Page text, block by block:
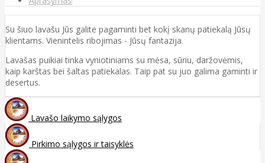
Su šiuo lavašu Jūs galite pagaminti bet kokį skanų patiekalą Jūsų
klientams. Vienintelis ribojimas - Jūsų fantazija.
Lavašas puikiai tinka vyniotiniams su mėsa, sūriu, daržovėmis,
kaip karštas bei šaltas patiekalas. Taip pat su juo galima gaminti ir
desertus.
Lavašo laikymo sąlygos
Pirkimo sąlygos ir taisyklės